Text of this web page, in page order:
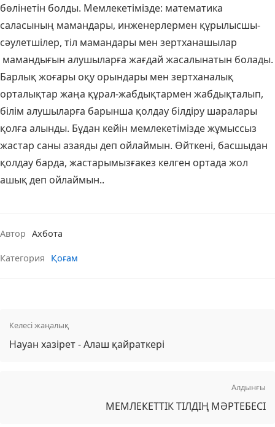
бөлінетін болды. Мемлекетімізде: математика
саласының мамандары, инженерлермен құрылысшы-
сәулетшілер, тіл мамандары мен зертханашылар
мамандығын алушыларға жағдай жасалынатын болады.
Барлық жоғары оқу орындары мен зертханалық
орталықтар жаңа құрал-жабдықтармен жабдықталып,
білім алушыларға барынша қолдау білдіру шаралары
қолға алынды. Бұдан кейін мемлекетімізде жұмыссыз
жастар саны азаяды деп ойлаймын. Өйткені, басшыдан
қолдау барда, жастарымызғакез келген ортада жол
ашық деп ойлаймын..
Автор Ахбота
Категория Қоғам
Келесі жаңалық
Науан хазірет - Алаш қайраткері
Алдынғы
МЕМЛЕКЕТТІК ТІЛДІҢ МӘРТЕБЕСІ